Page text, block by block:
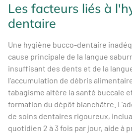
Les facteurs liés à
dentaire
Une hygiène bucco-dentaire
cause principale de la langue
insuffisant des dents et de la
l'accumulation de débris
tabagisme altère la santé buccale
formation du dépôt blanchâtre.
de soins dentaires rigoureux,
quotidien 2 à 3 fois par jour, aide à